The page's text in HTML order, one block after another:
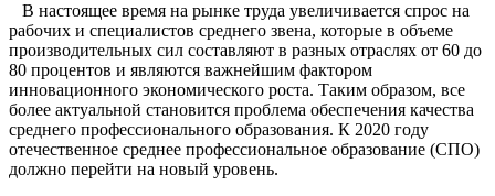
В настоящее время на рынке труда увеличивается спрос на
рабочих и специалистов среднего звена, которые в объеме
производительных сил составляют в разных отраслях от 60 до
80 процентов и являются важнейшим фактором
инновационного экономического роста. Таким образом, все
более актуальной становится проблема обеспечения качества
среднего профессионального образования. К 2020 году
отечественное среднее профессиональное образование (СПО)
должно перейти на новый уровень.